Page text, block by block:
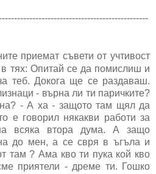
приемат съвети от учтивост
тях: Опитай се да помислиш и
теб. Докога ще се раздаваш.
- върна ли ти паричките?
- А ха - защото там щял да
е говорил някакви работи за
всяка втора дума. А защо
до мен, а се свря в ъгъла и
там ? Ама кво ти пука кой кво
приятели - дреме ти. Гошко